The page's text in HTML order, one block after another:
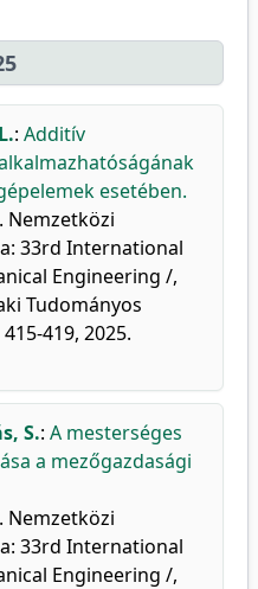
: Additív
esetében.
Nemzetközi
33rd International
Engineering /,
Tudományos
419, 2025.
S.: A mesterséges
a mezőgazdasági
Nemzetközi
33rd International
Engineering /,